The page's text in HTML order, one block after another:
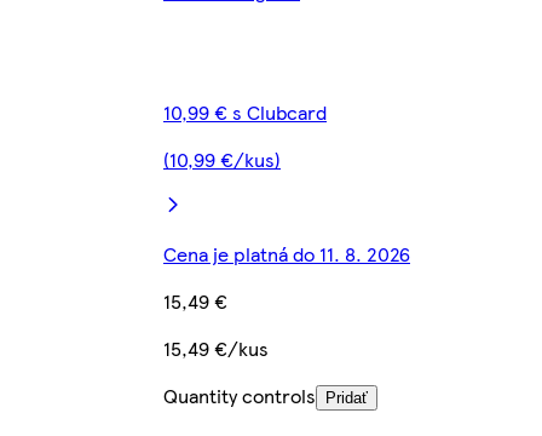
10,99 € s Clubcard
(10,99 €/kus)
Cena je platná do 11. 8. 2026
15,49 €
15,49 €/kus
Quantity controls
Pridať